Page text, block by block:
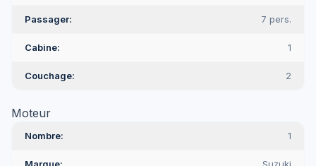
Passager 7 pers.
Cabine 1
Couchage 2
Moteur
Nombre 1